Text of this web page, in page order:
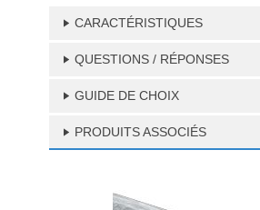
CARACTÉRISTIQUES
QUESTIONS / RÉPONSES
GUIDE DE CHOIX
PRODUITS ASSOCIÉS